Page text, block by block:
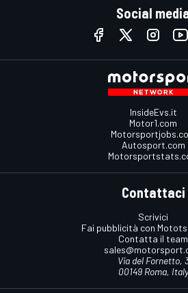
Social
InsideEvs.it
Motor1.com
Autosport.com
Contattaci
Scrivici
Fai pubblicità con
Contatta il team
Via del Fornetto,
00149 Roma, Italy